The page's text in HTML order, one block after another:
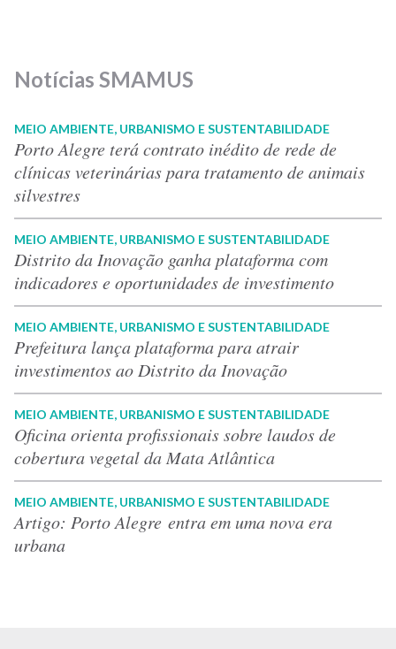
Notícias SMAMUS
MEIO AMBIENTE, URBANISMO E SUSTENTABILIDADE
Porto Alegre terá contrato inédito de rede de
clínicas veterinárias para tratamento de animais
silvestres
MEIO AMBIENTE, URBANISMO E SUSTENTABILIDADE
Distrito da Inovação ganha plataforma com
indicadores e oportunidades de investimento
MEIO AMBIENTE, URBANISMO E SUSTENTABILIDADE
Prefeitura lança plataforma para atrair
investimentos ao Distrito da Inovação
MEIO AMBIENTE, URBANISMO E SUSTENTABILIDADE
Oficina orienta profissionais sobre laudos de
cobertura vegetal da Mata Atlântica
MEIO AMBIENTE, URBANISMO E SUSTENTABILIDADE
Artigo: Porto Alegre entra em uma nova era
urbana